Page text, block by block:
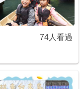
74人看過